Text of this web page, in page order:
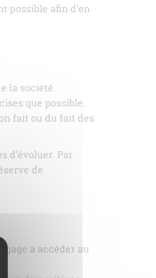
possible afin d’en
la société.
que possible.
fait ou du fait des
d’évoluer. Par
de
à accéder au